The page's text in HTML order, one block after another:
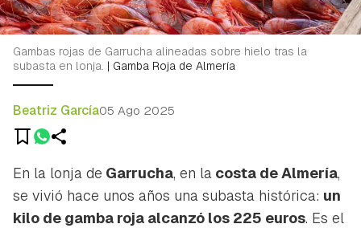
Gambas rojas de Garrucha alineadas sobre hielo tras la
subasta en lonja. | Gamba Roja de Almería
Beatriz García05 Ago 2025
En la lonja de Garrucha, en la costa de Almería,
se vivió hace unos años una subasta histórica: un
kilo de gamba roja alcanzó los 225 euros. Es el